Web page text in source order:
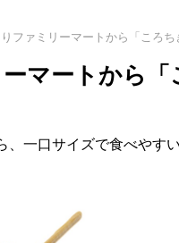
ファミリーマートから「ころ
マートから
、一口サイズで食べやす